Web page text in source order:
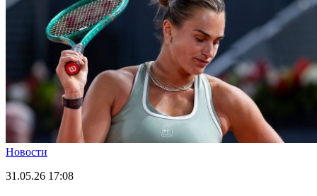
Новости
31.05.26 17:08